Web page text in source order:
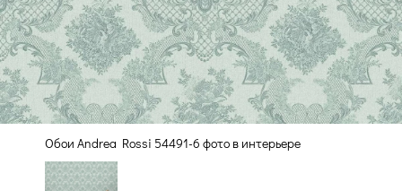
Обои Andrea Rossi 54491-6 фото в интерьере